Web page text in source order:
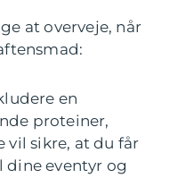
at overveje, når
en
proteiner,
vil sikre, at du får
eventyr og